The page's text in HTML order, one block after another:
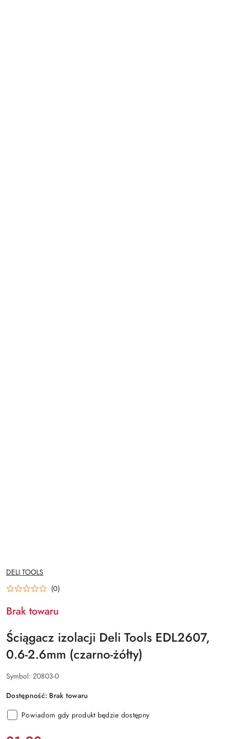
NAZWA
PRODUCENTA:
DELI TOOLS
(0)
Brak towaru
Ściągacz izolacji Deli Tools EDL2607,
0.6-2.6mm (czarno-żółty)
Symbol: 20803-0
Dostępność: Brak towaru
Powiadom gdy produkt będzie dostępny